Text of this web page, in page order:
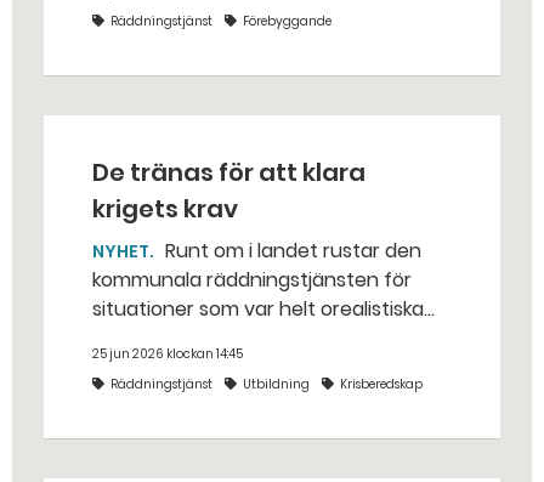
Räddningstjänst
Förebyggande
De tränas för att klara
krigets krav
NYHET
kommunala räddningstjänsten för
situationer som var helt orealistiska
bakhåll, utspridda granater och hot
från livsfarliga drönare i det
25 jun 2026 klockan 14:45
Räddningstjänst
Utbildning Krisberedskap